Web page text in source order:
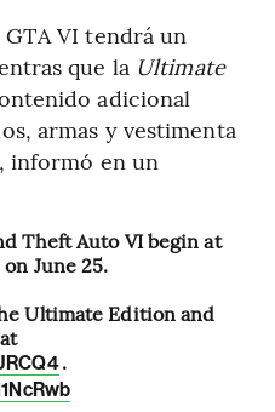
VI tendrá un
que la Ultimate
adicional
armas y vestimenta
informó en un
Theft Auto VI begin at
June 25.
Ultimate Edition and
.